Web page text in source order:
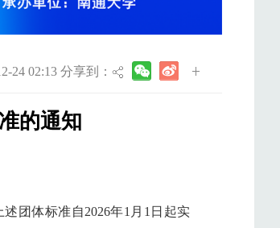
24 02:13 分享到：
的通知
团体标准自2026年1月1日起实